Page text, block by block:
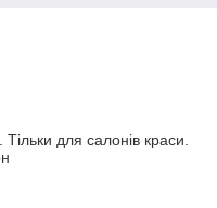
для салонів краси.